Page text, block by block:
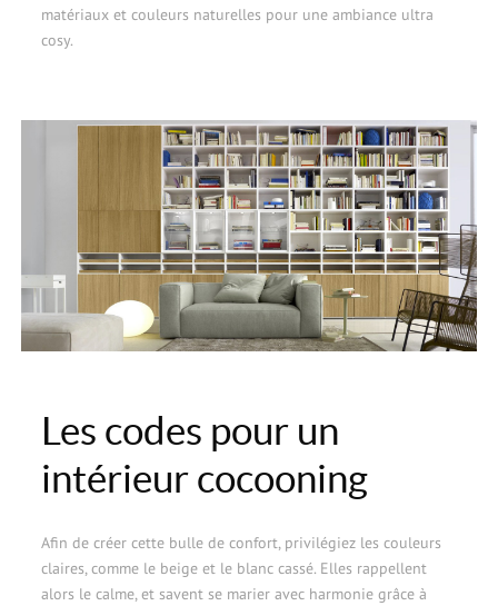
matériaux et couleurs naturelles pour une ambiance ultra
cosy.
Les codes pour un
intérieur cocooning
Afin de créer cette bulle de confort, privilégiez les couleurs
claires, comme le beige et le blanc cassé. Elles rappellent
alors le calme, et savent se marier avec harmonie grâce à